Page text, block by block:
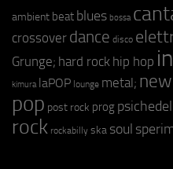
ambient beat blues bossa
crossover dance disco
Grunge; hard rock hip hop
kimura laPOP lounge metal;
pop post rock prog
rock rockabilly ska soul